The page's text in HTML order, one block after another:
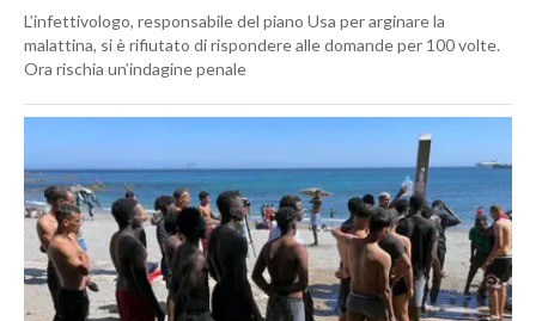
L’infettivologo, responsabile del piano Usa per arginare la
malattina, si è rifiutato di rispondere alle domande per 100 volte.
Ora rischia un’indagine penale